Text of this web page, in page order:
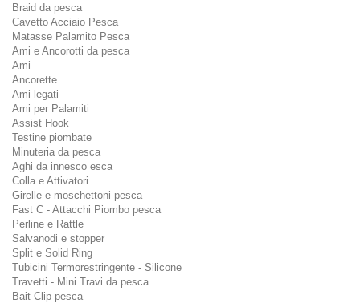
Braid da pesca
Cavetto Acciaio Pesca
Matasse Palamito Pesca
Ami e Ancorotti da pesca
Ami
Ancorette
Ami legati
Ami per Palamiti
Assist Hook
Testine piombate
Minuteria da pesca
Aghi da innesco esca
Colla e Attivatori
Girelle e moschettoni pesca
Fast C - Attacchi Piombo pesca
Perline e Rattle
Salvanodi e stopper
Split e Solid Ring
Tubicini Termorestringente - Silicone
Travetti - Mini Travi da pesca
Bait Clip pesca